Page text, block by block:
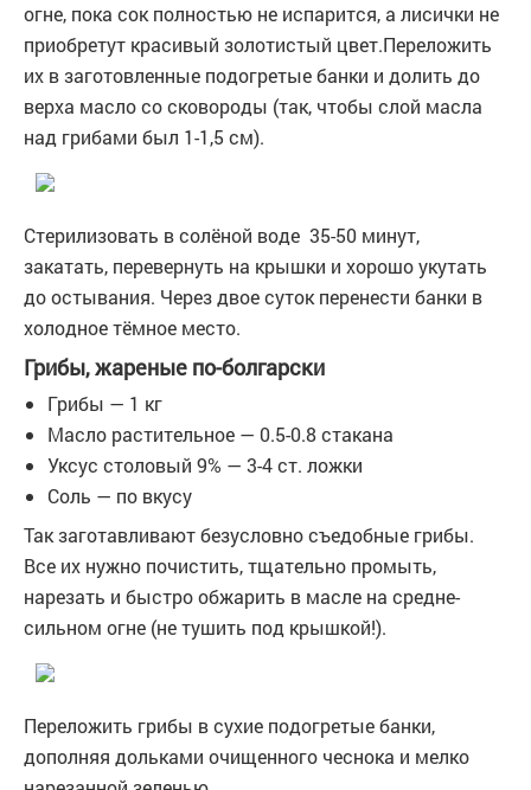
огне, пока сок полностью не испарится, а лисички не
приобретут красивый золотистый цвет.Переложить
их в заготовленные подогретые банки и долить до
верха масло со сковороды (так, чтобы слой масла
над грибами был 1-1,5 см).
Стерилизовать в солёной воде 35-50 минут,
закатать, перевернуть на крышки и хорошо укутать
до остывания. Через двое суток перенести банки в
холодное тёмное место.
Грибы, жареные по-болгарски
Грибы — 1 кг
Масло растительное — 0.5-0.8 стакана
Уксус столовый 9% — 3-4 ст. ложки
Соль — по вкусу
Так заготавливают безусловно съедобные грибы.
Все их нужно почистить, тщательно промыть,
нарезать и быстро обжарить в масле на средне-
сильном огне (не тушить под крышкой!).
Переложить грибы в сухие подогретые банки,
дополняя дольками очищенного чеснока и мелко